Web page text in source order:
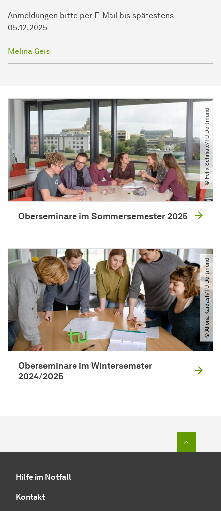
Anmeldungen bitte per E-Mail bis spätestens
05.12.2025
Melina Geis
© Felix Schmale​/​TU Dortmund
Oberseminare im Sommersemester 2025
© Aliona Kardash​/​TU Dortmund
Oberseminare im Wintersemster
2024/2025
Hilfe im Notfall
Kontakt